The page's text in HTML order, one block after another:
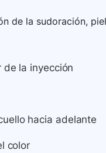
de la sudoración,
de la inyección
hacia adelante
color